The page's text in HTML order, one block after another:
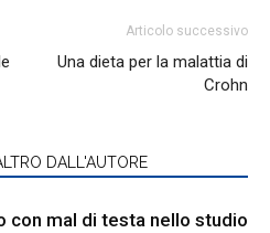
Articolo successivo
Una dieta per la malattia di
Crohn
DALL'AUTORE
con mal di testa nello studio